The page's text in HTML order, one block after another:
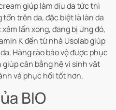
giúp làm dịu da tức thì
trên da, đặc biệt là làn da
lấn xong, đang bị ửng đỏ,
K đến từ nhà Usolab giúp
Hàng rào bảo vệ được phục
giúp cân bằng hệ vi sinh vật
và phục hồi tốt hơn.
BIO